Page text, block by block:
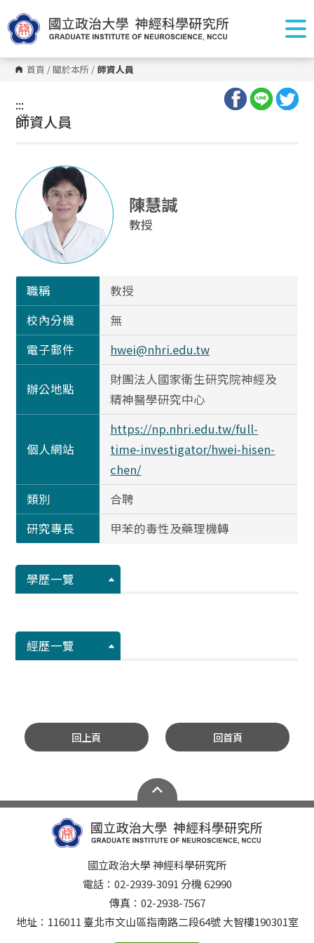
到
主
要
內
容
區 首頁 /關於本所 / 師資人員
:::
:::
師資人員
陳慧諴
教授
職稱
教授
校內分機
無
電子郵件
hwei@nhri.edu.tw
辦公地點
財團法人國家衛生研究院神經及
精神醫學研究中心
個人網站
https://np.nhri.edu.tw/full-
time-investigator/hwei-hisen-
chen/
類別
合聘
研究專長
甲苯的毒性及藥理機轉
學歷一覽
經歷一覽
回上頁 回首頁
國立政治大學 神經科學研究所
電話：02-2939-3091 分機 62990
傳真：02-2938-7567
地址：116011 臺北市文山區指南路二段64號 大智樓190301室